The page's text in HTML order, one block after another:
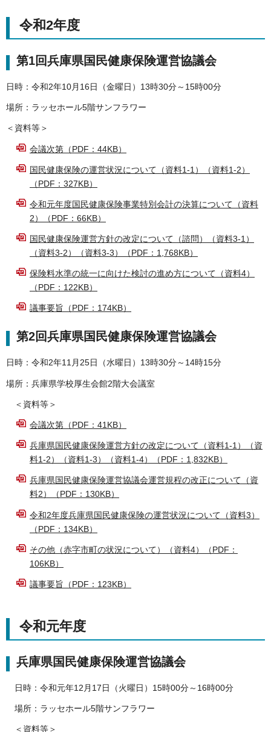
令和2年度
第1回兵庫県国民健康保険運営協議会
日時：令和2年10月16日（金曜日）13時30分～15時00分
場所：ラッセホール5階サンフラワー
＜資料等＞
会議次第（PDF：44KB）
国民健康保険の運営状況について（資料1-1）（資料1-2）
（PDF：327KB）
令和元年度国民健康保険事業特別会計の決算について（資料
2）（PDF：66KB）
国民健康保険運営方針の改定について（諮問）（資料3-1）
（資料3-2）（資料3-3）（PDF：1,768KB）
保険料水準の統一に向けた検討の進め方について（資料4）
（PDF：122KB）
議事要旨（PDF：174KB）
第2回兵庫県国民健康保険運営協議会
日時：令和2年11月25日（水曜日）13時30分～14時15分
場所：兵庫県学校厚生会館2階大会議室
＜資料等＞
会議次第（PDF：41KB）
兵庫県国民健康保険運営方針の改定について（資料1-1）（資
料1-2）（資料1-3）（資料1-4）（PDF：1,832KB）
兵庫県国民健康保険運営協議会運営規程の改正について（資
料2）（PDF：130KB）
令和2年度兵庫県国民健康保険の運営状況について（資料3）
（PDF：134KB）
その他（赤字市町の状況について）（資料4）（PDF：
106KB）
議事要旨（PDF：123KB）
令和元年度
兵庫県国民健康保険運営協議会
日時：令和元年12月17日（火曜日）15時00分～16時00分
場所：ラッセホール5階サンフラワー
＜資料等＞